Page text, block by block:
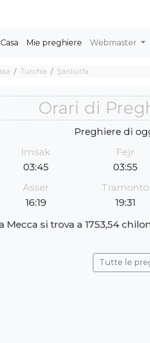
Casa Mie preghiere Webmaster
Turchia Şanlıurfa
Orari di
Preghiere di
Imsak
03:45
Fejr
03:55
Asser
16:19
Tramonto
19:31
Mecca si trova a 1753,54
Tutte le